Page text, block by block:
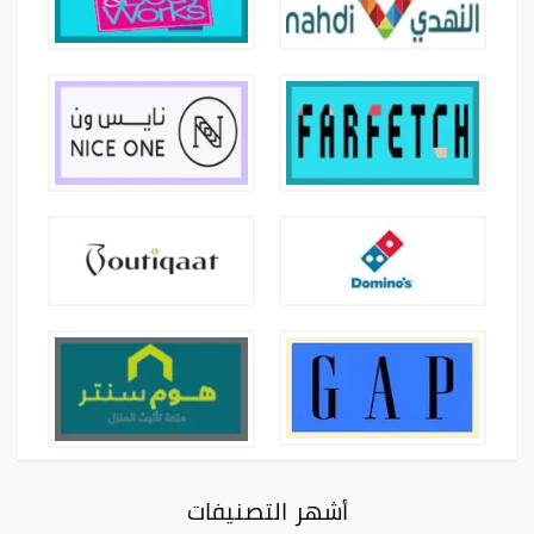
أشهر التصنيفات